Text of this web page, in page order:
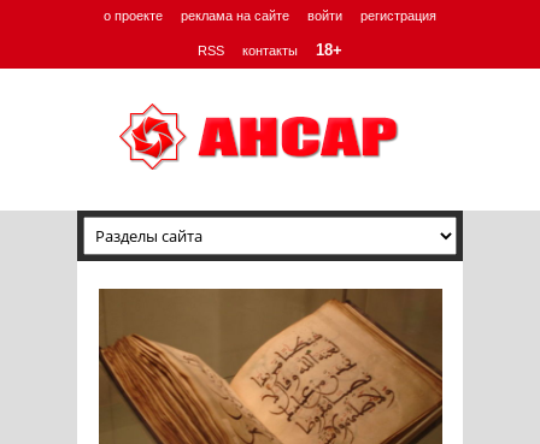
о проекте реклама на сайте войти регистрация
RSS контакты 18+